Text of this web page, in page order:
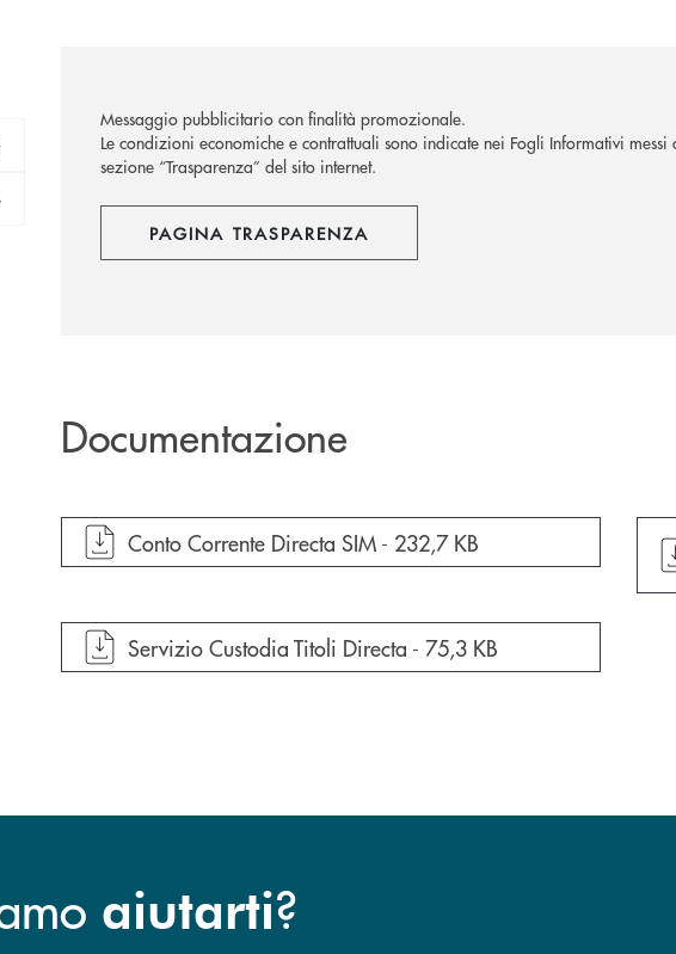
Messaggio pubblicitario con finalità promozionale.
Le condizioni economiche e contrattuali sono indicate nei Fogli Informativi
sezione “Trasparenza” del sito internet.
PAGINA TRASPARENZA
Documentazione
apre documento in una nuova finestra
Conto Corrente Directa SIM - 232,7 KB
apre documento in una nuova finestra
Servizio Custodia Titoli Directa - 75,3 KB
aiutarti?